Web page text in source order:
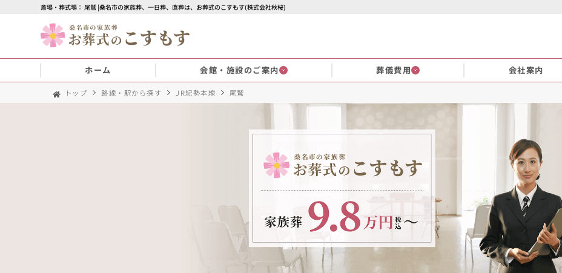
斎場・葬式場： 尾鷲 |桑名市の家族葬、一日葬、直葬は、お葬式のこすもす(株式会社秋桜)
ホーム 会館・施設のご案内 葬儀費用 会社案内
トップ 路線・駅から探す JR紀勢本線 尾鷲